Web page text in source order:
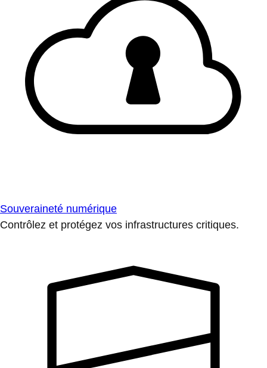
Souveraineté numérique
Contrôlez et protégez vos infrastructures critiques.